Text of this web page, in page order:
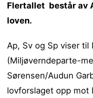
Flertallet består av
loven.
Ap, Sv og Sp viser
(Miljøverndeparte-
Sørensen/Audun
lovforslaget opp mot